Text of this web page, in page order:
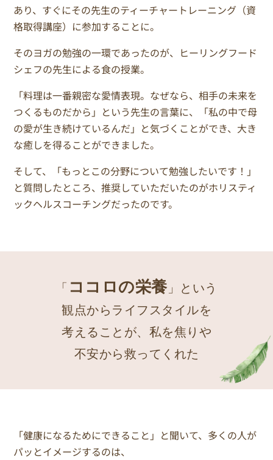
あり、すぐにその先生のティーチャートレーニング（資
格取得講座）に参加することに。
そのヨガの勉強の一環であったのが、ヒーリングフード
シェフの先生による食の授業。
「料理は一番親密な愛情表現。なぜなら、相手の未来を
つくるものだから」という先生の言葉に、「私の中で母
の愛が生き続けているんだ」と気づくことができ、大き
な癒しを得ることができました。
そして、「もっとこの分野について勉強したいです！」
と質問したところ、推奨していただいたのがホリスティ
ックヘルスコーチングだったのです。
「 ココロの栄養 」という
観点からライフスタイルを
考えることが、 私を焦りや
不安から救ってくれた
「健康になるためにできること」と聞いて、多くの人が
パッとイメージするのは、